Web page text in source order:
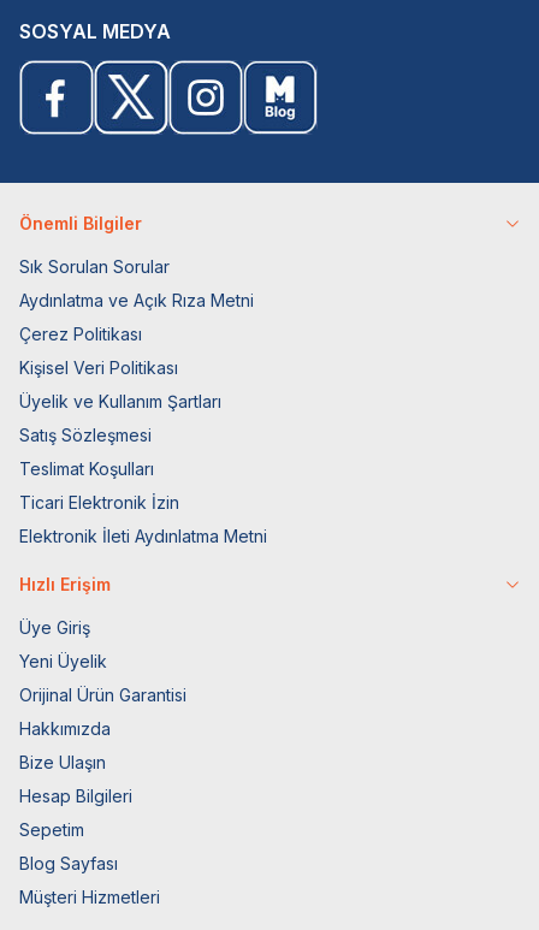
SOSYAL MEDYA
Önemli Bilgiler
Sık Sorulan Sorular
Aydınlatma ve Açık Rıza Metni
Çerez Politikası
Kişisel Veri Politikası
Üyelik ve Kullanım Şartları
Satış Sözleşmesi
Teslimat Koşulları
Ticari Elektronik İzin
Elektronik İleti Aydınlatma Metni
Hızlı Erişim
Üye Giriş
Yeni Üyelik
Orijinal Ürün Garantisi
Hakkımızda
Bize Ulaşın
Hesap Bilgileri
Sepetim
Blog Sayfası
Müşteri Hizmetleri